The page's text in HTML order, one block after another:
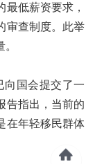
低薪资要求，
审查制度。此举
向国会提交了一
告指出，当前的
在年轻移民群体